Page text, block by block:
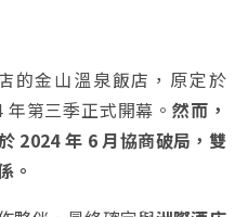
的金山溫泉飯店，原定於
年第三季正式開幕。然而，
2024 年 6 月協商破局，雙
。